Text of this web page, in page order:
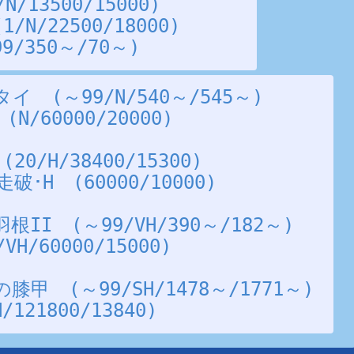
N/22500/18000)
350～/70～)
イ　(～99/N/540～/545～)
(N/60000/20000)
(20/H/38400/15300)
破･H　(60000/10000)
根II　(～99/VH/390～/182～)
60000/15000)
膝甲　(～99/SH/1478～/1771～)
121800/13840)